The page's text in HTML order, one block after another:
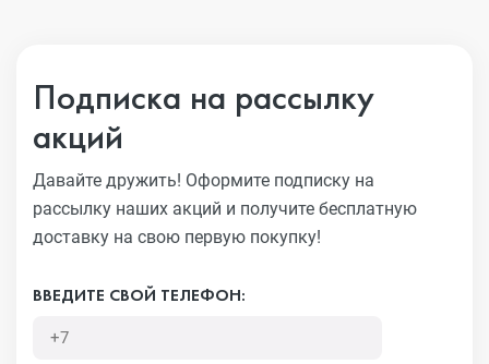
Подписка на рассылку
акций
Давайте дружить! Оформите подписку на
рассылку наших акций и получите бесплатную
доставку на свою первую покупку!
ВВЕДИТЕ СВОЙ ТЕЛЕФОН: